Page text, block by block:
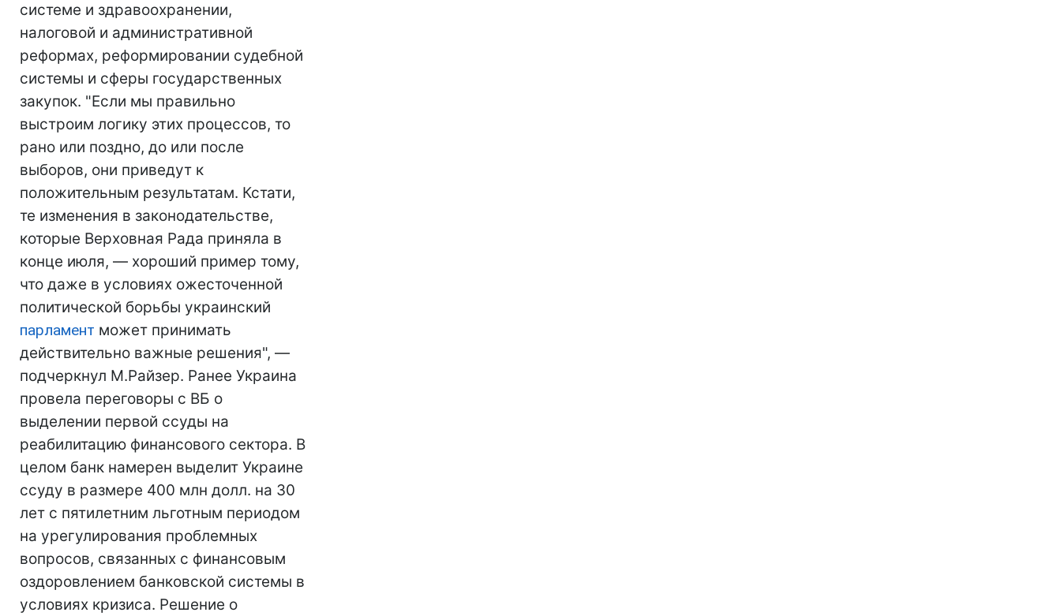
системе и здравоохранении,
налоговой и административной
реформах, реформировании судебной
системы и сферы государственных
закупок. "Если мы правильно
выстроим логику этих процессов, то
рано или поздно, до или после
выборов, они приведут к
положительным результатам. Кстати,
те изменения в законодательстве,
которые Верховная Рада приняла в
конце июля, — хороший пример тому,
что даже в условиях ожесточенной
политической борьбы украинский
парламент может принимать
действительно важные решения", —
подчеркнул М.Райзер. Ранее Украина
провела переговоры с ВБ о
выделении первой ссуды на
реабилитацию финансового сектора. В
целом банк намерен выделит Украине
ссуду в размере 400 млн долл. на 30
лет с пятилетним льготным периодом
на урегулирования проблемных
вопросов, связанных с финансовым
оздоровлением банковской системы в
условиях кризиса. Решение о